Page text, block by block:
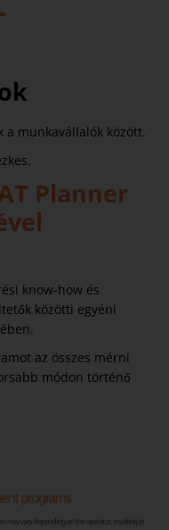
munkavállalók között.
Planner
know-how és
közötti egyéni
az összes mérni
módon történő